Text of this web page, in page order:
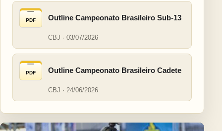
PDF Outline Campeonato Brasileiro Sub-13
CBJ · 03/07/2026
PDF Outline Campeonato Brasileiro Cadete
CBJ · 24/06/2026